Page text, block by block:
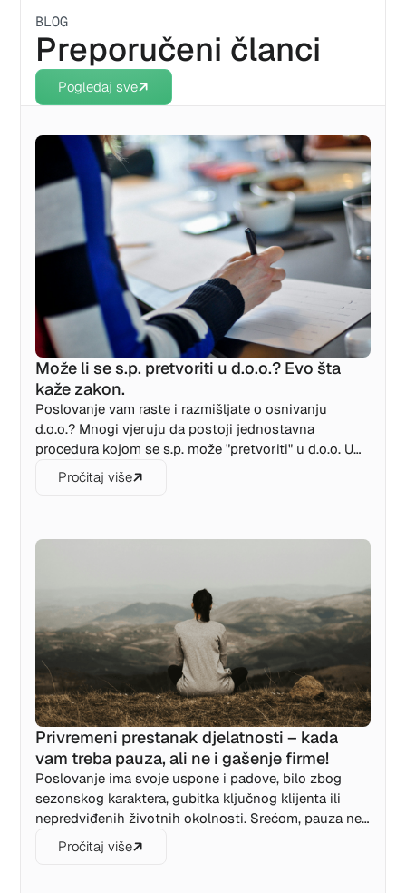
BLOG
Preporučeni članci
Pogledaj sve
Može li se s.p. pretvoriti u d.o.o.? Evo šta
kaže zakon.
Poslovanje vam raste i razmišljate o osnivanju
d.o.o.? Mnogi vjeruju da postoji jednostavna
procedura kojom se s.p. može "pretvoriti" u d.o.o. U
ovom tekstu objašnjavamo zašto to nije moguće i
kako zapravo izgleda prelazak sa jednog oblika
Pročitaj više
Privremeni prestanak djelatnosti – kada
vam treba pauza, ali ne i gašenje firme!
Poslovanje ima svoje uspone i padove, bilo zbog
sezonskog karaktera, gubitka ključnog klijenta ili
nepredviđenih životnih okolnosti. Srećom, pauza ne
mora značiti i kraj. Zakon o samostalnim
preduzetnicima RS nudi sjajnu opciju: privremeni
Pročitaj više